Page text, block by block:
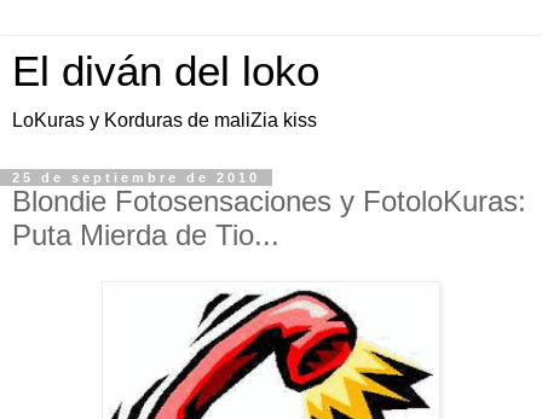
El diván del loko
LoKuras y Korduras de maliZia kiss
25 de septiembre de 2010
Blondie Fotosensaciones y FotoloKuras:
Puta Mierda de Tio...